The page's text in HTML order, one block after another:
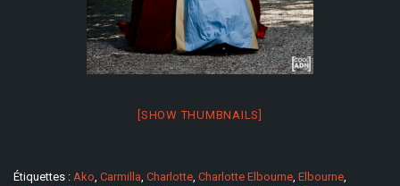
[SHOW THUMBNAILS]
Étiquettes : Ako, Carmilla, Charlotte, Charlotte Elbourne, Elbourne,